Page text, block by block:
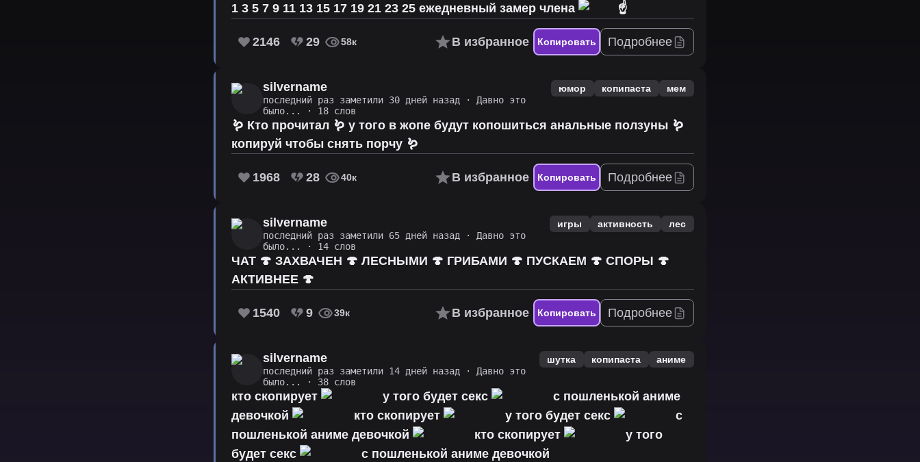
1 3 5 7 9 11 13 15 17 19 21 23 25 ежедневный замер члена ☝️
2146 29 58к В избранное Копировать Подробнее
silvername
последний раз заметили 30 дней назад ·
Давно это
было...
· 18 слов
юмор копипаста мем
🪱 Кто прочитал 🪱 у того в жопе будут копошиться анальные ползуны 🪱
копируй чтобы снять порчу 🪱
1968 28 40к В избранное Копировать Подробнее
silvername
последний раз заметили 65 дней назад ·
Давно это
было...
· 14 слов
игры активность лес
ЧАТ 🍄 ЗАХВАЧЕН 🍄 ЛЕСНЫМИ 🍄 ГРИБАМИ 🍄 ПУСКАЕМ 🍄 СПОРЫ 🍄
АКТИВНЕЕ 🍄
1540 9 39к В избранное Копировать Подробнее
silvername
последний раз заметили 14 дней назад ·
Давно это
было...
· 38 слов
шутка копипаста аниме
кто скопирует у того будет секс
с пошленькой аниме
девочкой
кто скопирует у того будет секс
с
пошленькой аниме девочкой
кто скопирует
у того
будет секс
с пошленькой аниме девочкой